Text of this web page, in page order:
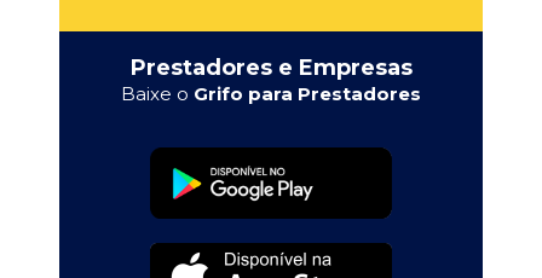
Prestadores e Empresas
Baixe o Grifo para Prestadores